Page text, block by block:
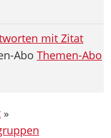
Themen-Abo
»